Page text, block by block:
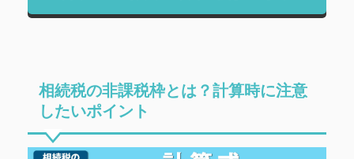
相続税の非課税枠とは？計算時に注意
したいポイント